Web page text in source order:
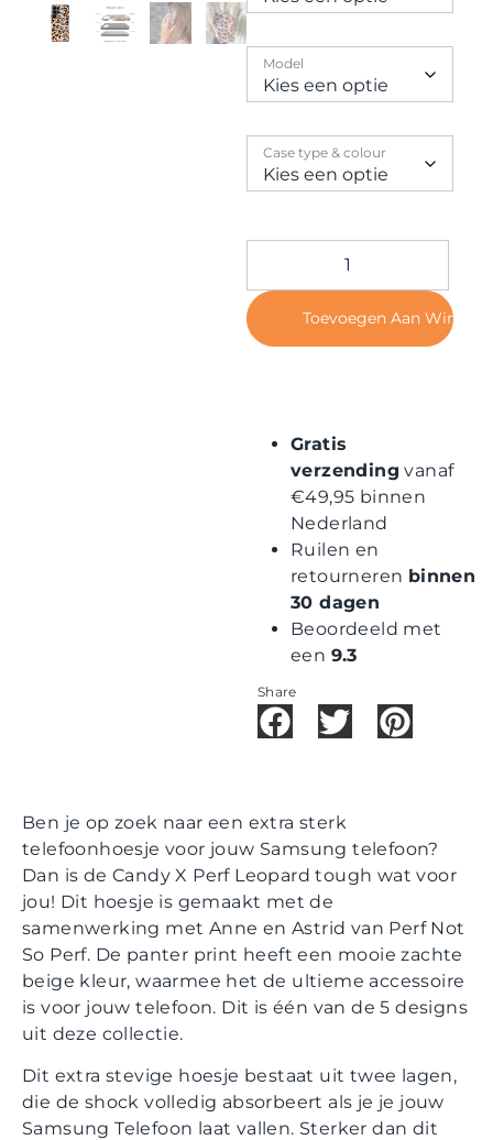
Model
Case type & colour
Toevoegen Aan
Gratis
verzending vanaf
€49,95 binnen
Nederland
Ruilen en
retourneren binnen
30 dagen
Beoordeeld met
een 9.3
Share
Ben je op zoek naar een extra sterk
telefoonhoesje voor jouw Samsung telefoon?
Dan is de Candy X Perf Leopard tough wat voor
jou! Dit hoesje is gemaakt met de
samenwerking met Anne en Astrid van Perf Not
So Perf. De panter print heeft een mooie zachte
beige kleur, waarmee het de ultieme accessoire
is voor jouw telefoon. Dit is één van de 5 designs
uit deze collectie.
Dit extra stevige hoesje bestaat uit twee lagen,
die de shock volledig absorbeert als je je jouw
Samsung Telefoon laat vallen. Sterker dan dit